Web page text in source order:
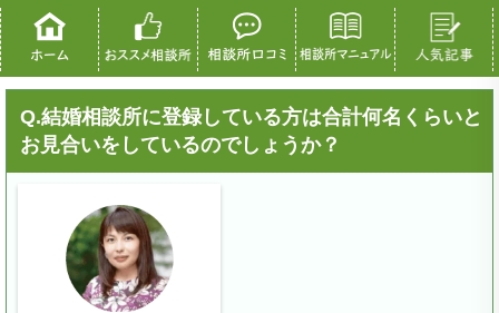
Q.結婚相談所に登録している方は合計何名くらいと
お見合いをしているのでしょうか？